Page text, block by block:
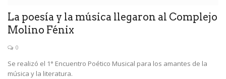
La poesía y la música llegaron al Complejo
Molino Fénix
0
Se realizó el 1° Encuentro Poético Musical para los amantes de la
música y la literatura.